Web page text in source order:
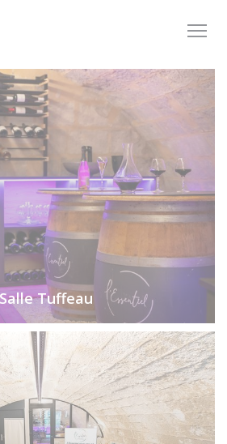
opciones de cookies
Salle Tuffeau